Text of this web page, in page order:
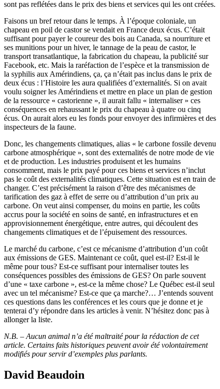
sont pas reflétées dans le prix des biens et services qui les ont créées.
Faisons un bref retour dans le temps. À l’époque coloniale, un
chapeau en poil de castor se vendait en France deux écus. C’était
suffisant pour payer le coureur des bois au Canada, sa nourriture et
ses munitions pour un hiver, le tannage de la peau de castor, le
transport transatlantique, la fabrication du chapeau, la publicité sur
Facebook, etc. Mais la raréfaction de l’espèce et la transmission de
la syphilis aux Amérindiens, ça, ça n’était pas inclus dans le prix de
deux écus : l’Histoire les aura qualifiées d’externalités. Si on avait
voulu soigner les Amérindiens et mettre en place un plan de gestion
de la ressource « castorienne », il aurait fallu « internaliser » ces
conséquences en rehaussant le prix du chapeau à quatre ou cinq
écus. On aurait alors eu les fonds pour envoyer des infirmières et des
inspecteurs de la faune.
Donc, les changements climatiques, alias « le carbone fossile devenu
carbone atmosphérique », sont des externalités de notre mode de vie
et de production. Les industries produisent et les humains
consomment, mais le prix payé pour ces biens et services n’inclut
pas le coût des externalités climatiques. Cette situation est en train de
changer. C’est précisément la raison d’être des mécanismes de
tarification des gaz à effet de serre ou d’attribution d’un prix au
carbone. On veut ainsi compenser, du moins en partie, les coûts
accrus pour la société en soins de santé, en infrastructures et en
approvisionnement énergétique, entre autres, qui découlent des
changements climatiques et de l’épuisement des ressources.
Le marché du carbone, c’est ce mécanisme d’attribution d’un coût
aux émissions de GES. Maintenant ce coût, quel est-il? Est-il le
même pour tous? Est-ce suffisant pour internaliser toutes les
conséquences possibles des émissions de GES? On parle souvent
d’une « taxe carbone », est-ce la même chose? Le Québec est-il seul
avec un tel mécanisme? Est-ce que ça marche?… J’entends souvent
ces questions dans les conférences et les cours que je donne et je
tenterai d’y répondre dans les articles à venir. N’hésitez donc pas à
allonger la liste.
N.B. – Aucun animal n’a été maltraité pour la rédaction de cet
article. Certains faits historiques peuvent avoir été volontairement
modifiés pour servir d’exemples plus parlants.
David Beaudoin